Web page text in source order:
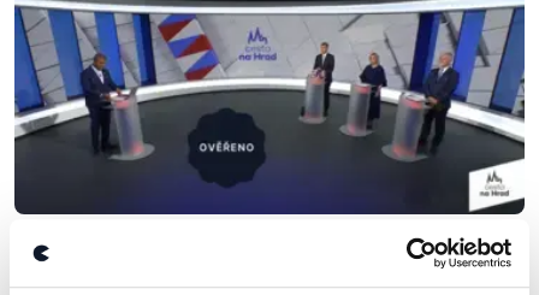
OVĚŘENO